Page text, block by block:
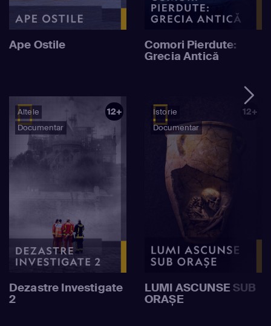
Ape Ostile Comori Pierdute:
Grecia Antică
Altele
Documentar
12+
Dezastre Investigate
2
Istorie
Documentar
12+
LUMI ASCUNSE SUB
ORAȘE